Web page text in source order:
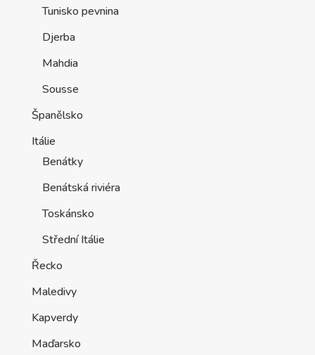
Tunisko pevnina
Djerba
Mahdia
Sousse
Španělsko
Itálie
Benátky
Benátská riviéra
Toskánsko
Střední Itálie
Řecko
Maledivy
Kapverdy
Maďarsko